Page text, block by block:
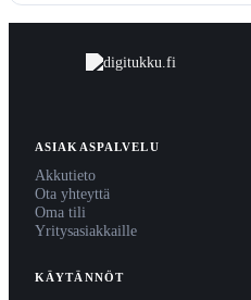
ASIAKASPALVELU
Akkutieto
Ota yhteyttä
Oma tili
Yritysasiakkaille
KÄYTÄNNÖT